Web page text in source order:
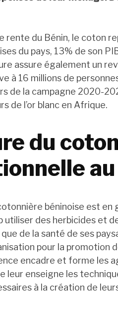
rente du Bénin, le coton
du pays, 13% de son
assure également un
à 16 millions de
de la campagne 2020-
de l’or blanc en Afrique.
du
béninoise est
utiliser des herbicides et
de la santé de ses
pour la promotion
encadre et forme les
leur enseigne les
à la création de